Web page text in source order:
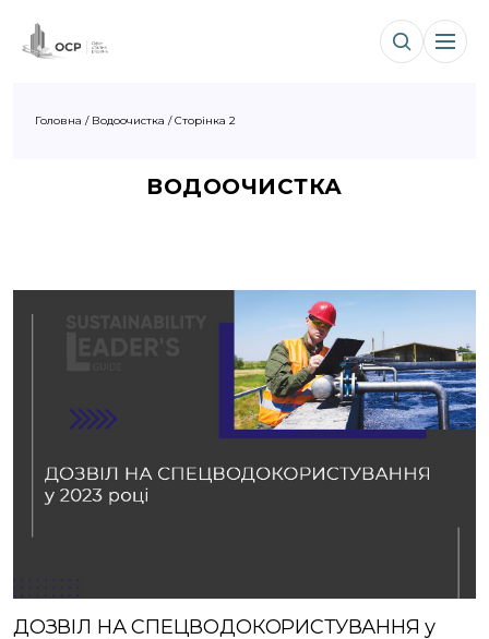
Головна / Водоочистка /Сторінка 2
ВОДООЧИСТКА
ДОЗВІЛ НА СПЕЦВОДОКОРИСТУВАННЯ у